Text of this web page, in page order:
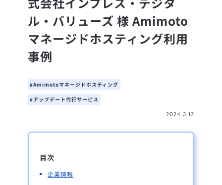
ル・バリューズ 様 Amimoto
マネージドホスティング利用
事例
Amimotoマネージドホスティング
アップデート代行サービス
2024.3.12
目次
企業情報